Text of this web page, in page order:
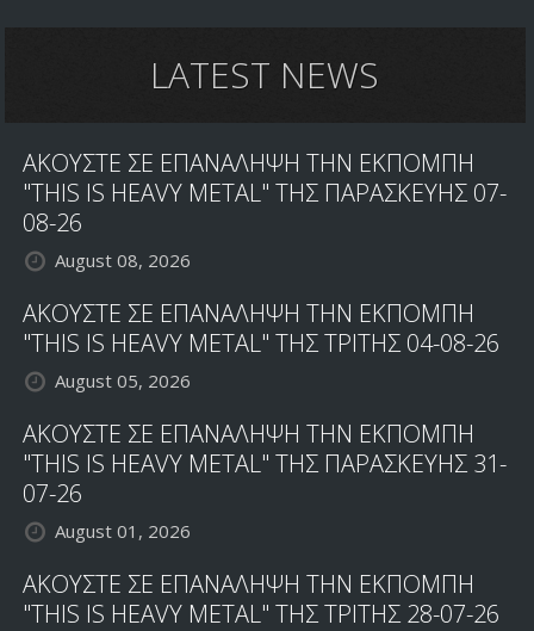
LATEST NEWS
ΑΚΟΥΣΤΕ ΣΕ ΕΠΑΝΑΛΗΨΗ ΤΗΝ ΕΚΠΟΜΠΗ
"THIS IS HEAVY METAL" ΤΗΣ ΠΑΡΑΣΚΕΥΗΣ 07-
08-26
August 08, 2026
ΑΚΟΥΣΤΕ ΣΕ ΕΠΑΝΑΛΗΨΗ ΤΗΝ ΕΚΠΟΜΠΗ
"THIS IS HEAVY METAL" ΤΗΣ ΤΡΙΤΗΣ 04-08-26
August 05, 2026
ΑΚΟΥΣΤΕ ΣΕ ΕΠΑΝΑΛΗΨΗ ΤΗΝ ΕΚΠΟΜΠΗ
"THIS IS HEAVY METAL" ΤΗΣ ΠΑΡΑΣΚΕΥΗΣ 31-
07-26
August 01, 2026
ΑΚΟΥΣΤΕ ΣΕ ΕΠΑΝΑΛΗΨΗ ΤΗΝ ΕΚΠΟΜΠΗ
"THIS IS HEAVY METAL" ΤΗΣ ΤΡΙΤΗΣ 28-07-26